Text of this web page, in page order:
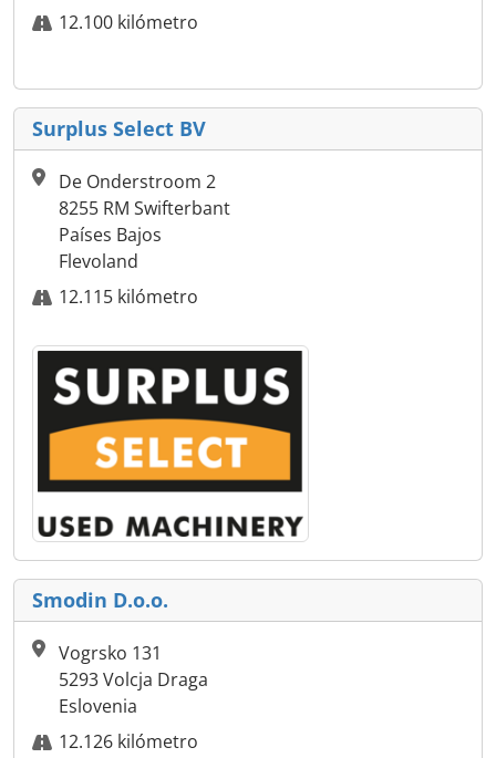
12.100 kilómetro
Surplus Select BV
De Onderstroom 2
8255 RM Swifterbant
Países Bajos
Flevoland
12.115 kilómetro
Smodin D.o.o.
Vogrsko 131
5293 Volcja Draga
Eslovenia
12.126 kilómetro